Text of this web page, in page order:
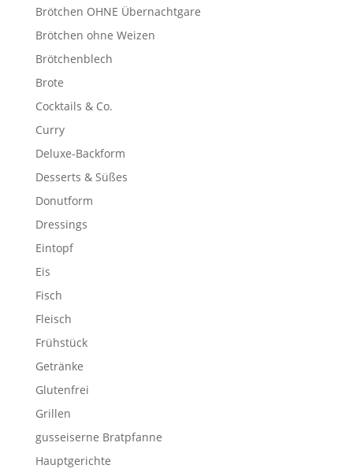
Brötchen OHNE Übernachtgare
Brötchen ohne Weizen
Brötchenblech
Brote
Cocktails & Co.
Curry
Deluxe-Backform
Desserts & Süßes
Donutform
Dressings
Eintopf
Eis
Fisch
Fleisch
Frühstück
Getränke
Glutenfrei
Grillen
gusseiserne Bratpfanne
Hauptgerichte